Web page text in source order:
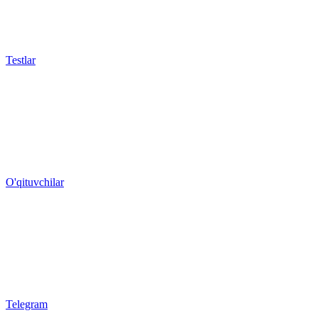
Testlar
O'qituvchilar
Telegram